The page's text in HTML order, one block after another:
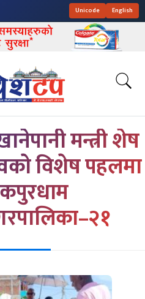
Unicode English
मन्त्री शेष
विशेष पहलमा